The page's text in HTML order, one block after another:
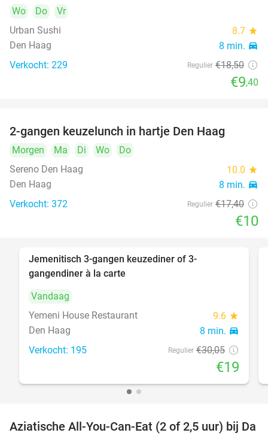
Wo Do
Vr
Urban Sushi
8.7 star
Den Haag 8 min. directions_car
Verkocht: 229 Regulier €18,50
€9,40
2-gangen keuzelunch in hartje Den Haag
Morgen Ma Di Wo
Do
Sereno Den Haag
10.0 star
Den Haag 8 min. directions_car
Verkocht: 372 Regulier €17,40
€10
Jemenitisch 3-gangen keuzediner of 3-
gangendiner à la carte
Vandaag
Yemeni House Restaurant
9.6 star
Den Haag 8 min. directions_car
Verkocht: 195 Regulier €30,05
€19
30%
Aziatische All-You-Can-Eat (2 of 2,5 uur) bij Da